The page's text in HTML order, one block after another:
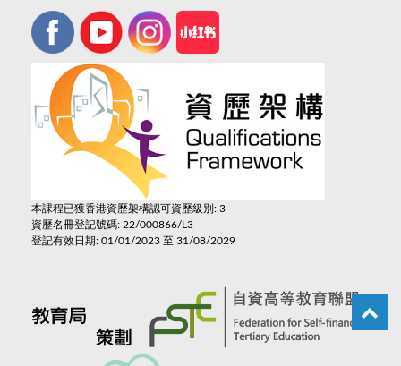
本課程已獲香港資歷架構認可資歷級別: 3
資歷名冊登記號碼: 22/000866/L3
登記有效日期: 01/01/2023 至 31/08/2029